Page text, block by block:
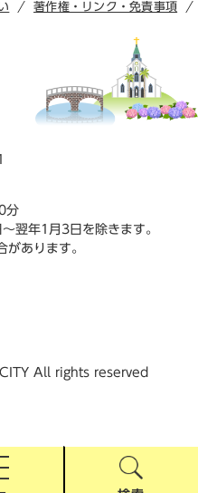
著作権・リンク・免責事項
分
翌年1月3日を除きます。
があります。
All rights reserved